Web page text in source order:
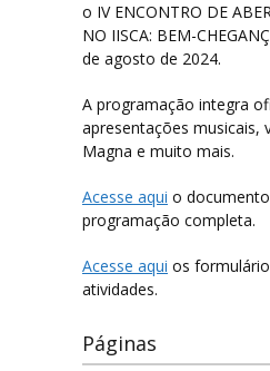
Filosofia
Letras-Libras
o IV ENCONTRO DE
NO IISCA: BEM-
de agosto de 2024.
A programação integra
apresentações musicais,
Magna e muito mais.
Acesse aqui o
programação completa.
Acesse aqui os
atividades.
Páginas